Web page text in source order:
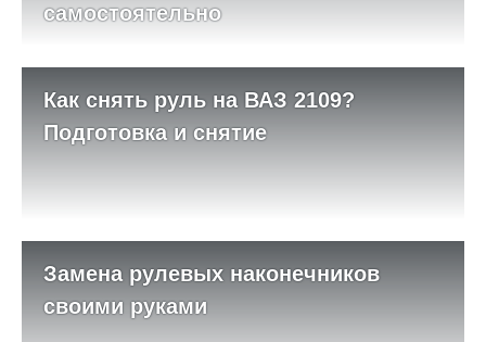
самостоятельно
Как снять руль на ВАЗ 2109?
Подготовка и снятие
Замена рулевых наконечников
своими руками